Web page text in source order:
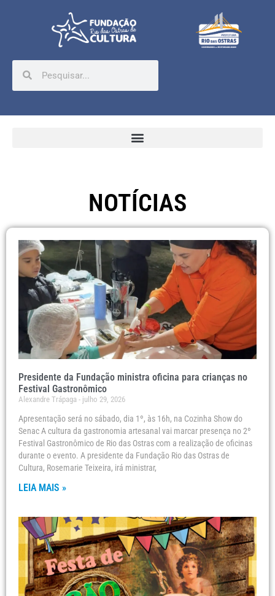
NOTÍCIAS
Presidente da Fundação ministra oficina para crianças no
Festival Gastronômico
Alexandre Trápaga julho 29, 2026
Apresentação será no sábado, dia 1º, às 16h, na Cozinha Show do
Senac A cultura da gastronomia artesanal vai marcar presença no 2º
Festival Gastronômico de Rio das Ostras com a realização de oficinas
durante o evento. A presidente da Fundação Rio das Ostras de
Cultura, Rosemarie Teixeira, irá ministrar,
LEIA MAIS »